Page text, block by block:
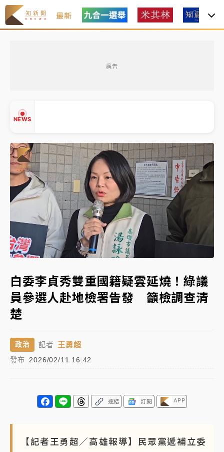
最新
廣告
NEWS
中信慈善基金會想增加董事人數！辜仲諒向法院聲請遭
駁 理由曝光
故宮《龍藏經》特展第2檔！今線上預約開賣一度塞車
周六起展出延長至晚上7時
台東農業處長涉圖利渡假村！東檢抗告成功 今重開羈
押庭
父親節泡湯了！中颱白海豚雨彈轟3天 「紅到發紫」降
雨熱區曝
女律師陳昱瑄詐慈濟10億！黃金158kg遭查扣畫面曝光
旅局回應了
中信慈善基金會想增加董事人數！辜仲諒向法院聲請遭
駁 理由曝光
故宮《龍藏經》特展第2檔！今線上預約開賣一度塞車
周六起展出延長至晚上7時
父親節泡湯了！中颱白海豚雨彈轟3天 「紅到發紫」降
雨熱區曝
▲
▼
Unmute Loaded
:
46.56%
白委李貞秀雙重國籍疑雲延燒！綠議
員參選人赴地檢署告發 籲檢調查清
楚
政治 記者 王勇超
發布 2026/02/11 16:42
連結 訂閱 APP
【記者王勇超／高雄報導】民眾黨遞補立委